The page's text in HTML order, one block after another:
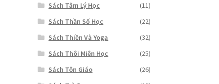
Sách Tâm Lý Học
(11)
Sách Thần Số Học
(22)
Sách Thiền Và Yoga
(32)
Sách Thôi Miên Học
(25)
Sách Tôn Giáo
(26)